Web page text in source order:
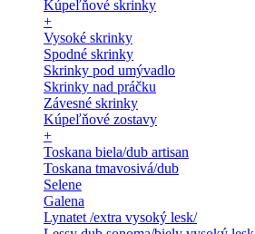
Kúpeľňové skrinky
+
Vysoké skrinky
Spodné skrinky
Skrinky pod umývadlo
Skrinky nad práčku
Závesné skrinky
Kúpeľňové zostavy
+
Toskana biela/dub artisan
Toskana tmavosivá/dub
Selene
Galena
Lynatet /extra vysoký lesk/